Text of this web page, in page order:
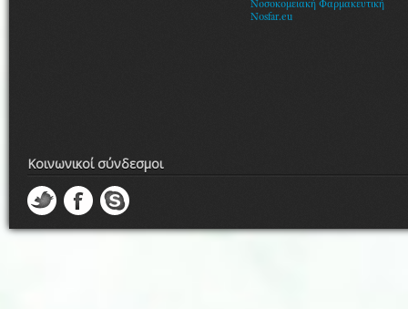
Νοσοκομειακή Φαρμακευτική
Nosfar.eu
Κοινωνικοί σύνδεσμοι